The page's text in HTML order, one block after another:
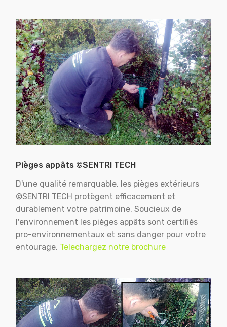
Pièges appâts ©SENTRI TECH
D'une qualité remarquable, les pièges extérieurs
©SENTRI TECH protègent efficacement et
durablement votre patrimoine. Soucieux de
l'environnement les pièges appâts sont certifiés
pro-environnementaux et sans danger pour votre
entourage. Telechargez notre brochure